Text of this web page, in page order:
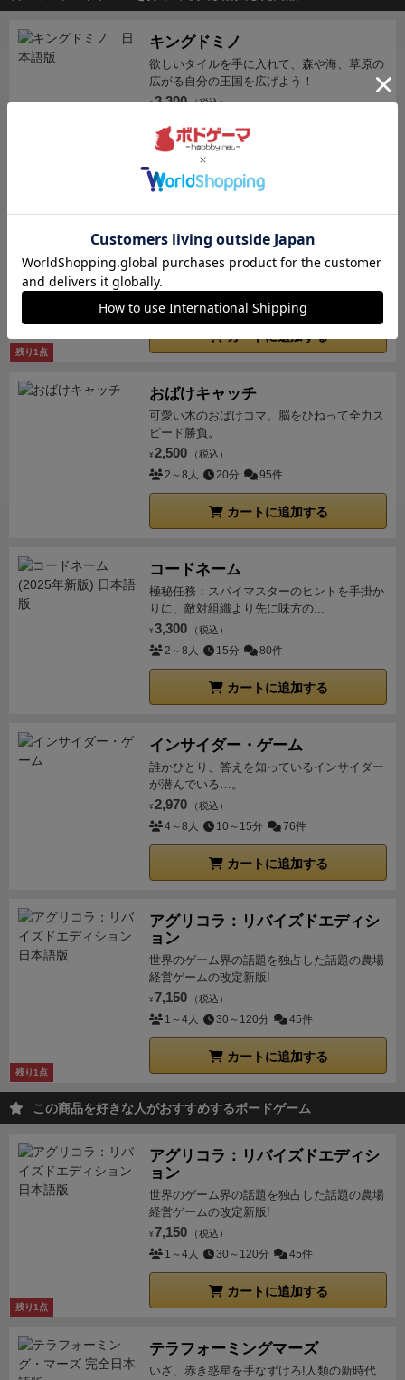
たら勝ち。【良かった点】◎キャラがどれも立ってて
可愛い。 好き嫌いはあると思いますが、刺さる人には
刺さるイラスト。 ◎コンパクトなサイズボードも布で
箱サイズも12×8.5×3cmとコンパクト。音もしませ
ん。◎特殊ルールの存在転過(表で使ったら自分の表向
き駒を裏にする。これで前に進めない駒も前に行け
る)、「斥」の固有能力(相手の裏向きの駒を表にする)
が効いてて読み合い取り合いが楽しい。
◎駒カードが思ったよりペラい。
てるんでまだいいですが、タイルだったらなあ。◎ソ
ロはオマケです。詰将棋問題が付いてますが、駒の動
きやルールを把握するのにはいいかもだけど、ソロ目
的で買うもんではない。
ったり取られたりのサイクルが早く、2人でバチバチ
○コンパクトな2人用ゲームがやりたいという人
キングドミノ
欲しいタイルを手に入れて、森や海、草原の
広がる自分の王国を広げよう！
¥ 3,300（税込）
2～4人
残り1点
ワイナリーの四季
あなたの手でワイナリーを復興させよう！
ワイナリー経営がテーマのワー...
7,920
カートに追加する
おばけキャッチ
可愛い木のおばけコマ。脳をひねって全力ス
ピード勝負。
¥ 2,500 （税込）
2～8人 20分 95件
カートに追加する
コードネーム
極秘任務：スパイマスターのヒントを手掛か
りに、敵対組織より先に味方の...
¥ 3,300 （税込）
2～8人 15分 80件
カートに追加する
インサイダー・ゲーム
誰かひとり、答えを知っているインサイダー
が潜んでいる…。
¥ 2,970 （税込）
4～8人 10～15分 76件
カートに追加する
残り1点
アグリコラ：リバイズドエディシ
ョン
世界のゲーム界の話題を独占した話題の農場
経営ゲームの改定新版!
¥ 7,150 （税込）
1～4人 30～120分 45件
カートに追加する
この商品を好きな人がおすすめするボードゲーム
残り1点
アグリコラ：リバイズドエディシ
ョン
世界のゲーム界の話題を独占した話題の農場
経営ゲームの改定新版!
¥ 7,150 （税込）
1～4人 30～120分 45件
カートに追加する
テラフォーミングマーズ
いざ、赤き惑星を手なずけろ!人類の新時代